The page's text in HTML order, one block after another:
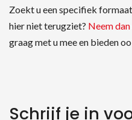
Zoekt u een specifiek
hier niet terugziet? Neem
graag met u mee en bieden
Schrijf je in